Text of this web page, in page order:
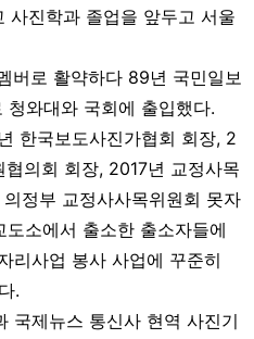
사진학과 졸업을 앞두고 서울
버로 활약하다 89년 국민일보
와대와 국회에 출입했다.
한국보도사진가협회 회장, 2
의회 회장, 2017년 교정사목
정부 교정사사목위원회 못자
도소에서 출소한 출소자들에
리사업 봉사 사업에 꾸준히
.
국제뉴스 통신사 현역 사진기